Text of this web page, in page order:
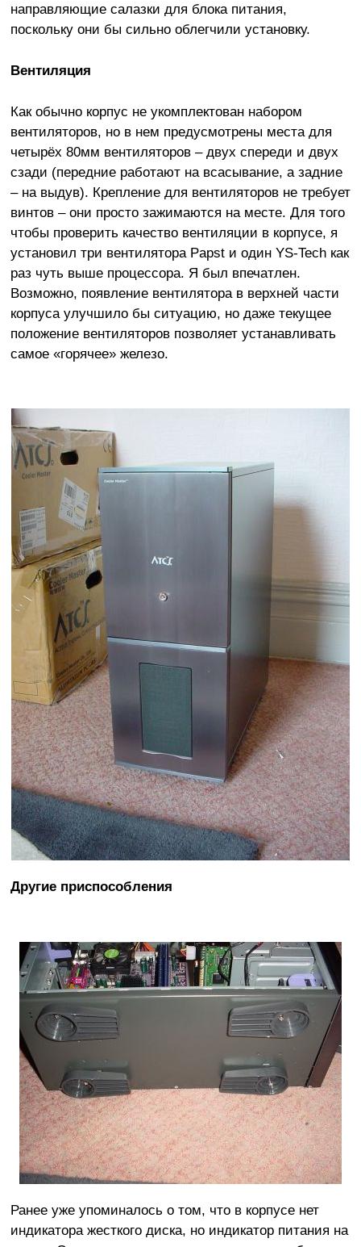
направляющие салазки для блока питания,
поскольку они бы сильно облегчили установку.
Вентиляция
Как обычно корпус не укомплектован набором
вентиляторов, но в нем предусмотрены места для
четырёх 80мм вентиляторов – двух спереди и двух
сзади (передние работают на всасывание, а задние
– на выдув). Крепление для вентиляторов не требует
винтов – они просто зажимаются на месте. Для того
чтобы проверить качество вентиляции в корпусе, я
установил три вентилятора Papst и один YS-Tech как
раз чуть выше процессора. Я был впечатлен.
Возможно, появление вентилятора в верхней части
корпуса улучшило бы ситуацию, но даже текущее
положение вентиляторов позволяет устанавливать
самое «горячее» железо.
Другие приспособления
Ранее уже упоминалось о том, что в корпусе нет
индикатора жесткого диска, но индикатор питания на